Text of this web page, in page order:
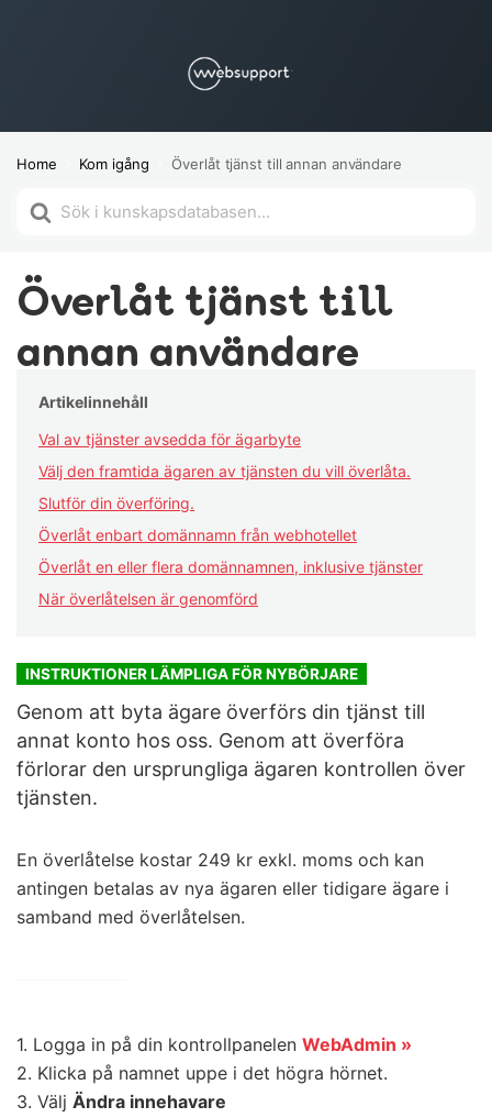
Home Kom igång Överlåt tjänst till annan användare
Söker
Överlåt tjänst till
annan användare
Artikelinnehåll
Val av tjänster avsedda för ägarbyte
Välj den framtida ägaren av tjänsten du vill överlåta.
Slutför din överföring.
Överlåt enbart domännamn från webhotellet
Överlåt en eller flera domännamnen, inklusive tjänster
När överlåtelsen är genomförd
INSTRUKTIONER LÄMPLIGA FÖR NYBÖRJARE
Genom att byta ägare överförs din tjänst till
annat konto hos oss. Genom att överföra
förlorar den ursprungliga ägaren kontrollen över
tjänsten.
En överlåtelse kostar 249 kr exkl. moms och kan
antingen betalas av nya ägaren eller tidigare ägare i
samband med överlåtelsen.
1. Logga in på din kontrollpanelen WebAdmin »
2. Klicka på namnet uppe i det högra hörnet.
3. Välj Ändra innehavare